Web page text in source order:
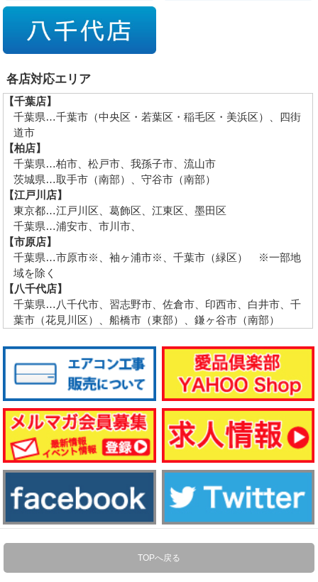
各店対応エリア
【千葉店】
千葉県…千葉市（中央区・若葉区・稲毛区・美浜区）、四街
道市
【柏店】
千葉県…柏市、松戸市、我孫子市、流山市
茨城県…取手市（南部）、守谷市（南部）
【江戸川店】
東京都…江戸川区、葛飾区、江東区、墨田区
千葉県…浦安市、市川市、
【市原店】
千葉県…市原市※、袖ヶ浦市※、千葉市（緑区） ※一部地
域を除く
【八千代店】
千葉県…八千代市、習志野市、佐倉市、印西市、白井市、千
葉市（花見川区）、船橋市（東部）、鎌ヶ谷市（南部）
TOPへ戻る